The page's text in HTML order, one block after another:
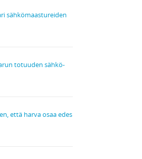
sähkömaastureiden
totuuden sähkö­
että harva osaa edes